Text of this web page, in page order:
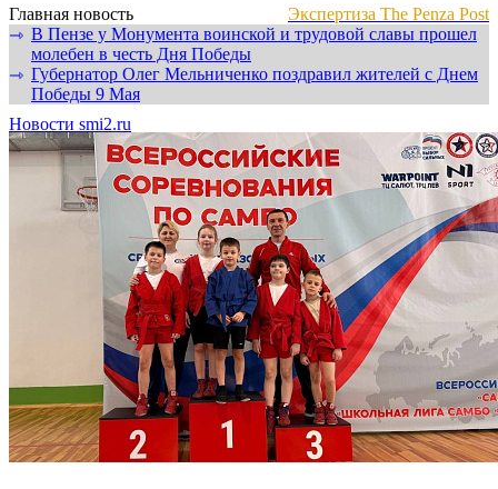
Главная новость
Экспертиза The Penza Post
⇾ В Пензе у Монумента воинской и трудовой славы прошел
молебен в честь Дня Победы
⇾ Губернатор Олег Мельниченко поздравил жителей с Днем
Победы 9 Мая
Новости smi2.ru